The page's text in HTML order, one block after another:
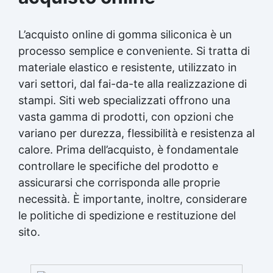
siliconica per modelli artistici Gomma siliconica
per modelli durevoli Gomma siliconica per calchi
dettagliati Gomma siliconica per dettagli
complessi Gomma siliconica per modellini
dettagliati Gomma siliconica dettagliata
Gomma siliconica per modelli precisi Gomma
siliconica per calchi precisi Gomma siliconica
per oggetti artistici Gomma siliconica per
dettagli Gomma siliconica per calchi artistici
Gomma siliconica per oggetti durevoli Gomma
siliconica per modelli Gomma siliconica ad alta
precisione Gomma siliconica per dettagli
durevoli Gomma siliconica per modellini Gomma
siliconica per modelli resistenti See all articles
→ Silicone e tempi di asciugatura 15 articles ▸
Formine al silicone Calco silicone Silicone
L’acquisto online di gomma siliconica è un
processo semplice e conveniente. Si tratta di
materiale elastico e resistente, utilizzato in
vari settori, dal fai-da-te alla realizzazione di
stampi. Siti web specializzati offrono una
vasta gamma di prodotti, con opzioni che
variano per durezza, flessibilità e resistenza al
calore. Prima dell’acquisto, è fondamentale
controllare le specifiche del prodotto e
assicurarsi che corrisponda alle proprie
necessità. È importante, inoltre, considerare
le politiche di spedizione e restituzione del
sito.